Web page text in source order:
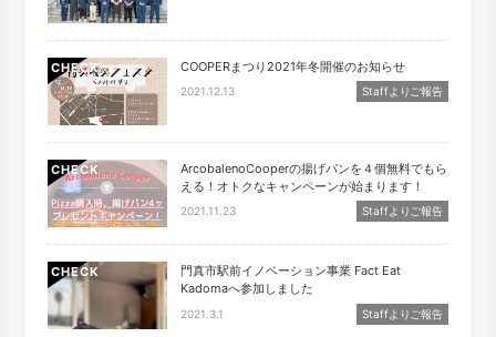
CHECK COOPERまつり2021年冬開催のお知らせ
2021.12.13 Staffよりご報告
CHECK
ArcobalenoCooperの揚げパンを４個無料でもら
える！オトクなキャンペーンが始まります！
2021.11.23 Staffよりご報告
CHECK
門真市駅前イノベーション事業 Fact Eat
Kadomaへ参加しました
2021.3.1 Staffよりご報告